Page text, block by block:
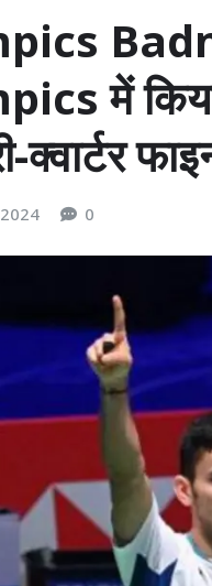
में
क्वार्टर
0